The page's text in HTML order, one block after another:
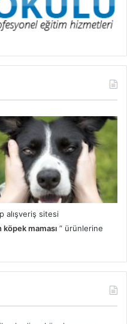
alışveriş sitesi
köpek maması ” ürünlerine